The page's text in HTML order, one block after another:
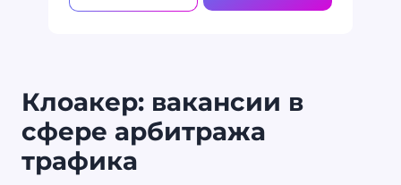
Клоакер: вакансии в
сфере арбитража
трафика